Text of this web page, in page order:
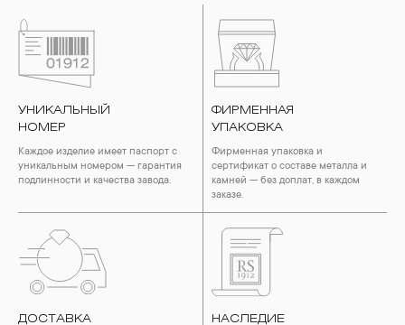
УНИКАЛЬНЫЙ
НОМЕР
Каждое изделие имеет паспорт с
уникальным номером — гарантия
подлинности и качества завода.
ФИРМЕННАЯ
УПАКОВКА
Фирменная упаковка и
сертификат о составе металла и
камней — без доплат, в каждом
заказе.
ДОСТАВКА
НАСЛЕДИЕ